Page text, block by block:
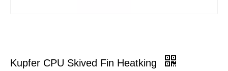
Kupfer CPU Skived Fin Heatking